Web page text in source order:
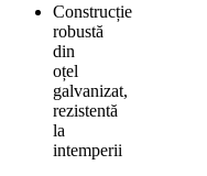
Construcție
robustă
din
oțel
galvanizat,
rezistentă
la
intemperii